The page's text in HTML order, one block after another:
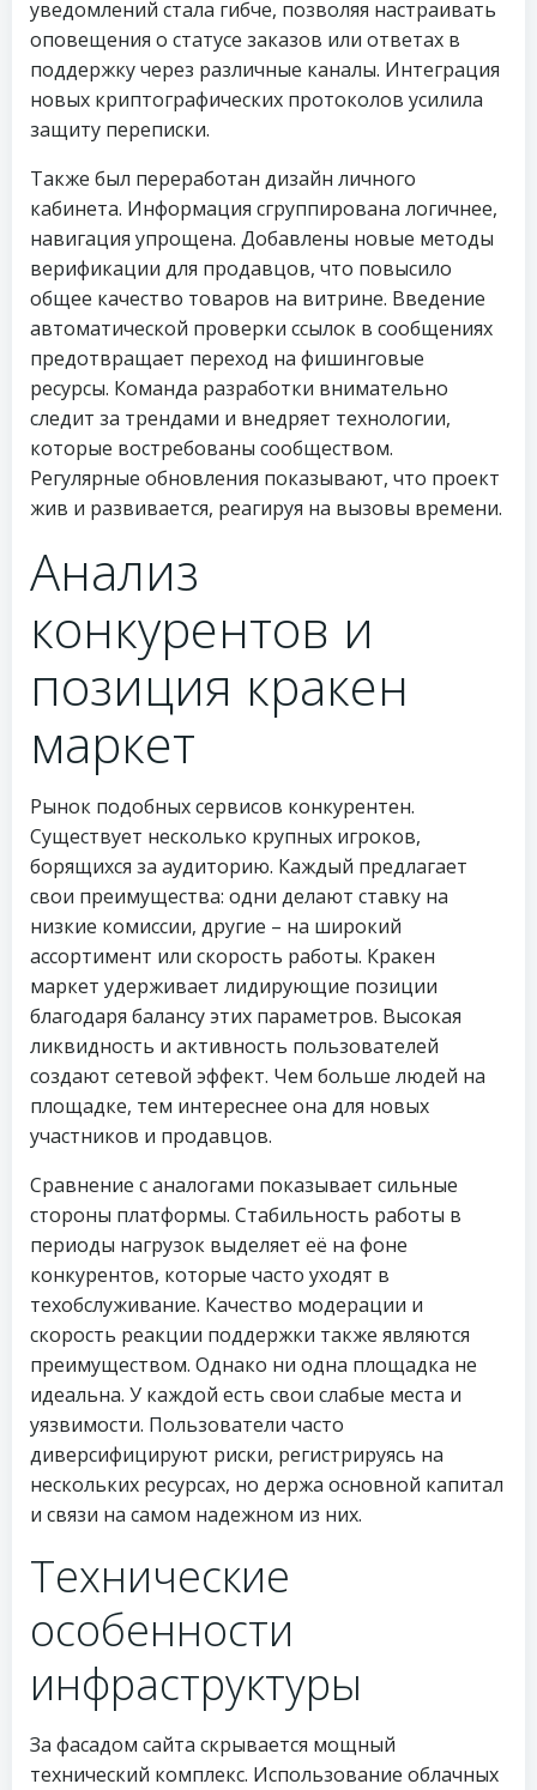
уведомлений стала гибче, позволяя настраивать
оповещения о статусе заказов или ответах в
поддержку через различные каналы. Интеграция
новых криптографических протоколов усилила
защиту переписки.
Также был переработан дизайн личного
кабинета. Информация сгруппирована логичнее,
навигация упрощена. Добавлены новые методы
верификации для продавцов, что повысило
общее качество товаров на витрине. Введение
автоматической проверки ссылок в сообщениях
предотвращает переход на фишинговые
ресурсы. Команда разработки внимательно
следит за трендами и внедряет технологии,
которые востребованы сообществом.
Регулярные обновления показывают, что проект
жив и развивается, реагируя на вызовы времени.
Анализ
конкурентов и
позиция кракен
маркет
Рынок подобных сервисов конкурентен.
Существует несколько крупных игроков,
борящихся за аудиторию. Каждый предлагает
свои преимущества: одни делают ставку на
низкие комиссии, другие – на широкий
ассортимент или скорость работы. Кракен
маркет удерживает лидирующие позиции
благодаря балансу этих параметров. Высокая
ликвидность и активность пользователей
создают сетевой эффект. Чем больше людей на
площадке, тем интереснее она для новых
участников и продавцов.
Сравнение с аналогами показывает сильные
стороны платформы. Стабильность работы в
периоды нагрузок выделяет её на фоне
конкурентов, которые часто уходят в
техобслуживание. Качество модерации и
скорость реакции поддержки также являются
преимуществом. Однако ни одна площадка не
идеальна. У каждой есть свои слабые места и
уязвимости. Пользователи часто
диверсифицируют риски, регистрируясь на
нескольких ресурсах, но держа основной капитал
и связи на самом надежном из них.
Технические
особенности
инфраструктуры
За фасадом сайта скрывается мощный
технический комплекс. Использование облачных